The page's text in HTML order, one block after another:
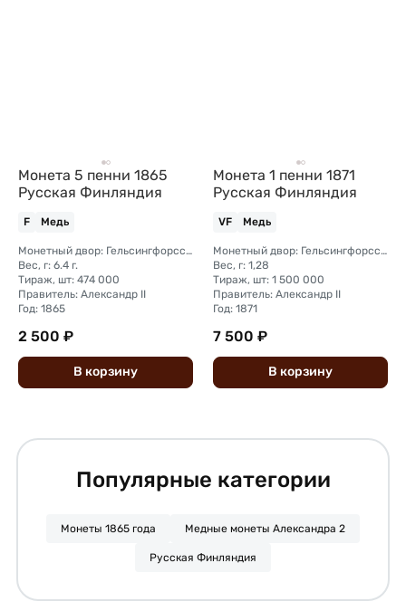
Монета 5 пенни 1865
Русская Финляндия
F Медь
Монетный двор: Гельсингфорсский монетный двор (Финляндия)
Вес, г: 6.4 г.
Тираж, шт: 474 000
Правитель: Александр II
Год: 1865
2 500 ₽
В корзину
Монета 1 пенни 1871
Русская Финляндия
VF Медь
Монетный двор: Гельсингфорсский монетный двор (Финляндия)
Вес, г: 1,28
Тираж, шт: 1 500 000
Правитель: Александр II
Год: 1871
7 500 ₽
В корзину
Популярные категории
Монеты 1865 года Медные монеты Александра 2
Русская Финляндия